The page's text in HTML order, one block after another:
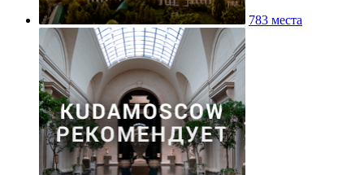
783 места